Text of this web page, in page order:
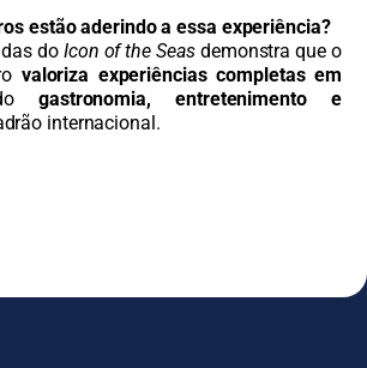
estão aderindo a essa experiência?
do Icon of the Seasdemonstra que o
valoriza experiências completas em
gastronomia, entretenimento e
internacional.